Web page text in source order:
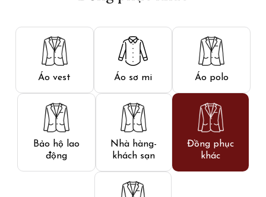
Áo vest Áo sơ mi Áo polo
Bảo hộ lao
động
Nhà hàng-
khách sạn
Đồng phục
khác